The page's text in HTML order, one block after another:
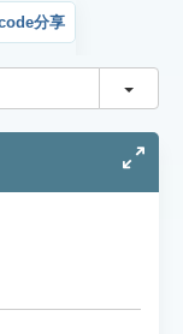
分享
切換